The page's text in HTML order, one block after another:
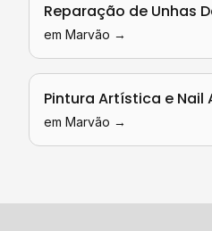
Reparação de Unhas
em Marvão →
Pintura Artística e Nail
em Marvão →